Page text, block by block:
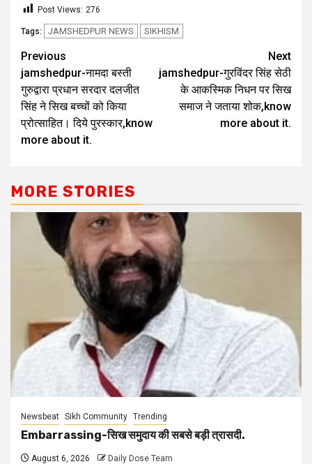
Post Views: 276
Tags: JAMSHEDPUR NEWS SIKHISM
Previous
jamshedpur-नामदा बस्ती
गुरुद्वारा प्रधान सरदार दलजीत
सिंह ने सिख बच्चों को किया
प्रोत्साहित। दिये पुरस्कार,know
more about it.
Next
jamshedpur-गुरविंदर सिंह सेठी
के आकस्मिक निधन पर सिख
समाज ने जताया शोक,know
more about it.
MORE STORIES
Newsbeat Sikh Community Trending
Embarrassing-सिख समुदाय की सबसे बड़ी त्रासदी.
August 6, 2026 Daily Dose Team